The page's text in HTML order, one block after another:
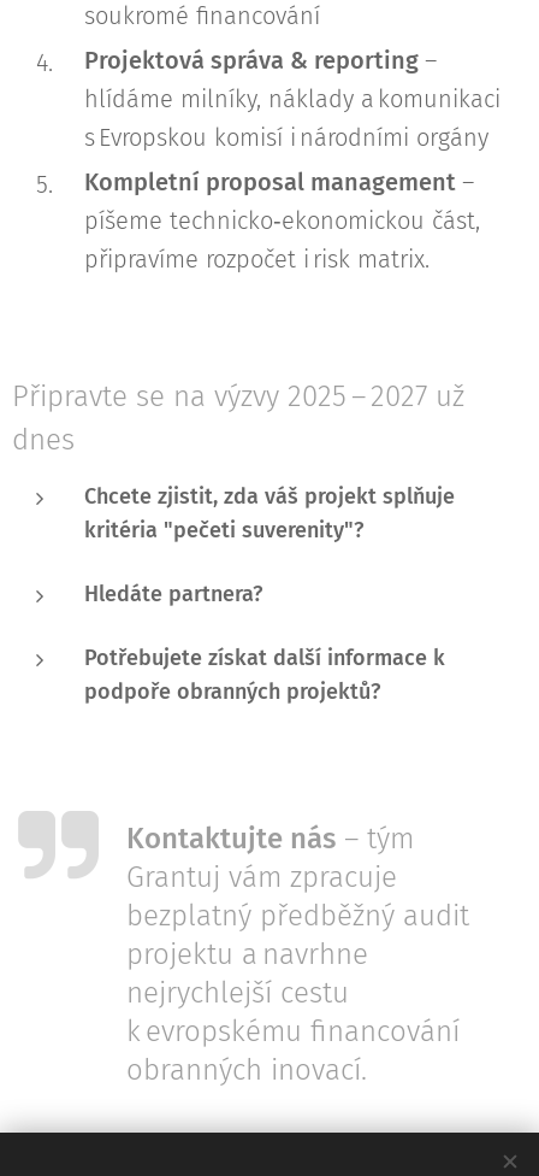
soukromé financování
Projektová správa & reporting –
hlídáme milníky, náklady a komunikaci
s Evropskou komisí i národními orgány
Kompletní proposal management –
píšeme technicko‑ekonomickou část,
připravíme rozpočet i risk matrix.
Připravte se na výzvy 2025 – 2027 už
dnes
Chcete zjistit, zda váš projekt splňuje
kritéria "pečeti suverenity"?
Hledáte partnera?
Potřebujete získat další informace k
podpoře obranných projektů?
Kontaktujte nás – tým
Grantuj vám zpracuje
bezplatný předběžný audit
projektu a navrhne
nejrychlejší cestu
k evropskému financování
obranných inovací.